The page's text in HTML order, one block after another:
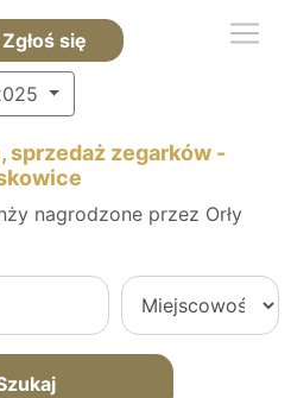
Zgłoś się
sprzedaż zegarków -
nagrodzone przez Orły